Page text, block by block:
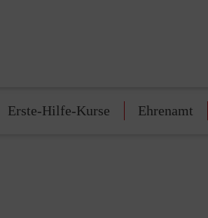
Erste-Hilfe-Kurse Ehrenamt